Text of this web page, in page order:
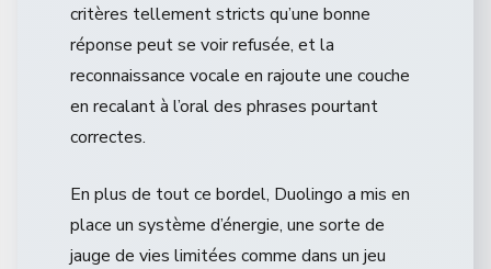
critères tellement stricts qu’une bonne
réponse peut se voir refusée, et la
reconnaissance vocale en rajoute une couche
en recalant à l’oral des phrases pourtant
correctes.
En plus de tout ce bordel, Duolingo a mis en
place un système d’énergie, une sorte de
jauge de vies limitées comme dans un jeu